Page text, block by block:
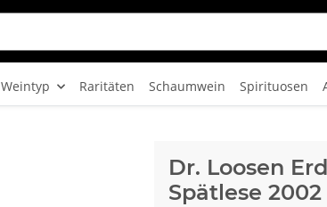
Weintyp Raritäten Schaumwein Spirituosen
Dr. Loosen
Spätlese 2002